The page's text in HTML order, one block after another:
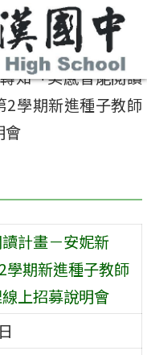
轉知「美感智能閱讀
2學期新進種子教師
會
計畫－安妮新
學期新進種子教師
上招募說明會